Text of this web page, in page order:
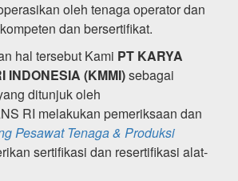
oleh tenaga operator dan
dan bersertifikat.
hal tersebut Kami PT KARYA
INDONESIA (KMMI)sebagai
ditunjuk oleh
RI melakukan pemeriksaan dan
Pesawat Tenaga & Produksi
sertifikasi dan resertifikasi alat-